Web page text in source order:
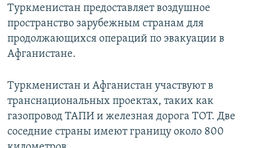
Туркменистан предоставляет воздушное
пространство зарубежным странам для
продолжающихся операций по эвакуации в
Афганистане.
Туркменистан и Афганистан участвуют в
транснациональных проектах, таких как
газопровод ТАПИ и железная дорога ТОТ. Две
соседние страны имеют границу около 800